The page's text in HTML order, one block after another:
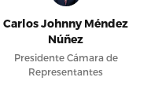
Carlos Johnny Méndez
Núñez
Presidente Cámara de
Representantes